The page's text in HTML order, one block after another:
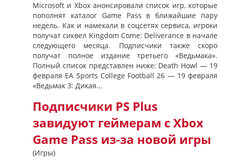
Microsoft и Xbox анонсировали список игр, которые
пополнят каталог Game Pass в ближайшие пару
недель. Как и намекали в соцсетях сервиса, игроки
получат сиквел Kingdom Come: Deliverance в начале
следующего месяца. Подписчики также скоро
получат полное издание третьего «Ведьмака».
Полный список представлен ниже: Death Howl — 19
февраля EA Sports College Football 26 — 19 февраля
«Ведьмак 3: Дикая...
Подписчики PS Plus
завидуют геймерам с Xbox
Game Pass из-за новой игры
(Игры)